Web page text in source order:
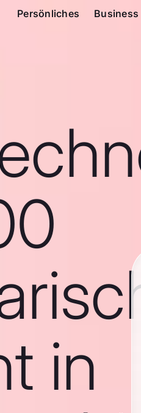
Persönliches Business
in